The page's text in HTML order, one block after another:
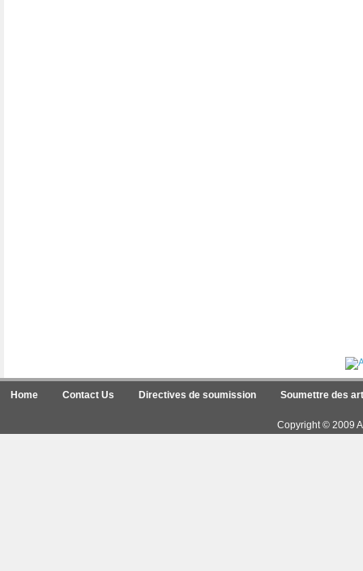
Home Contact Us Directives de soumission Soumettre des
Copyright © 2009